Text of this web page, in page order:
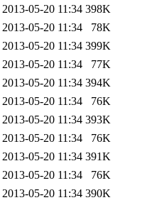
2013-05-20 11:34 398K
2013-05-20 11:34
78K
2013-05-20 11:34 399K
2013-05-20 11:34
77K
2013-05-20 11:34 394K
2013-05-20 11:34
76K
2013-05-20 11:34 393K
2013-05-20 11:34
76K
2013-05-20 11:34 391K
2013-05-20 11:34
76K
2013-05-20 11:34 390K